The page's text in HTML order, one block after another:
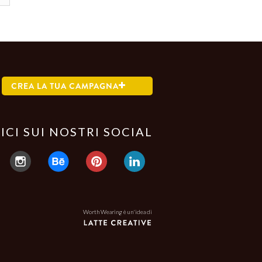
CREA LA TUA CAMPAGNA
SUI NOSTRI SOCIAL
Worth Wearing è un'idea di